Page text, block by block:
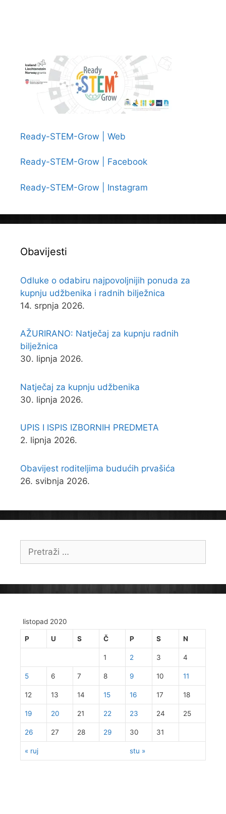
Ready-STEM-Grow | Web
Ready-STEM-Grow | Facebook
Ready-STEM-Grow | Instagram
Obavijesti
Odluke o odabiru najpovoljnijih ponuda za
kupnju udžbenika i radnih bilježnica
14. srpnja 2026.
AŽURIRANO: Natječaj za kupnju radnih
bilježnica
30. lipnja 2026.
Natječaj za kupnju udžbenika
30. lipnja 2026.
UPIS I ISPIS IZBORNIH PREDMETA
2. lipnja 2026.
Obavijest roditeljima budućih prvašića
26. svibnja 2026.
listopad 2020
P U S Č P S N
« ruj stu »
1 2 3 4
5 6 7 8 9 10 11
12 13 14 15 16 17 18
19 20 21 22 23 24 25
26 27 28 29 30 31